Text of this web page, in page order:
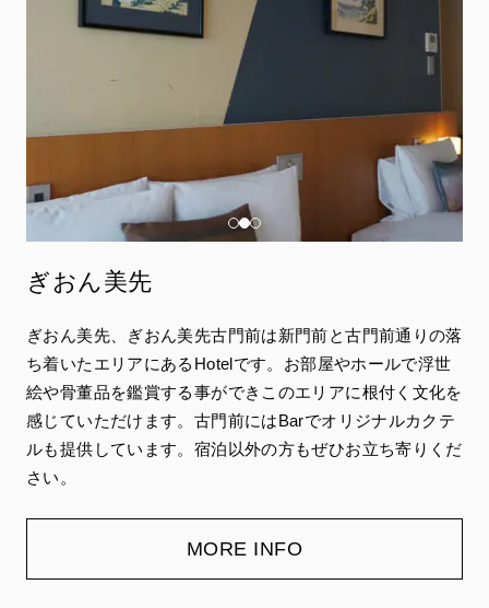
ぎおん美先
ぎおん美先、ぎおん美先古門前は新門前と古門前通りの落
ち着いたエリアにあるHotelです。お部屋やホールで浮世
絵や骨董品を鑑賞する事ができこのエリアに根付く文化を
感じていただけます。古門前にはBarでオリジナルカクテ
ルも提供しています。宿泊以外の方もぜひお立ち寄りくだ
さい。
MORE INFO